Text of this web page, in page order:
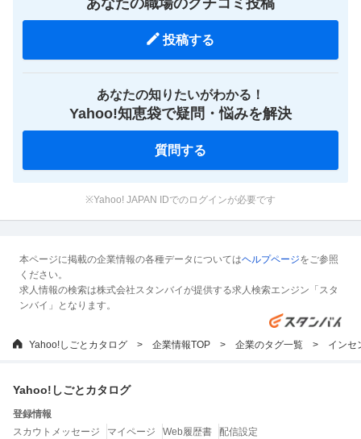
あなたの職場のクチコミ投稿
投稿する
あなたの知りたいがわかる！
Yahoo!知恵袋で疑問・悩みを解決
質問する
※Yahoo! JAPAN IDでのログインが必要です
本ページに掲載の企業情報の各種データについてはヘルプページをご参照
ください。
求人情報の検索は株式会社スタンバイが提供する求人検索エンジン「スタ
ンバイ」となります。
Yahoo!しごとカタログ 企業情報TOP 企業のタグ一覧 インセ
Yahoo!しごとカタログ
登録情報
スカウトメッセージ
マイページ Web履歴書 配信設定